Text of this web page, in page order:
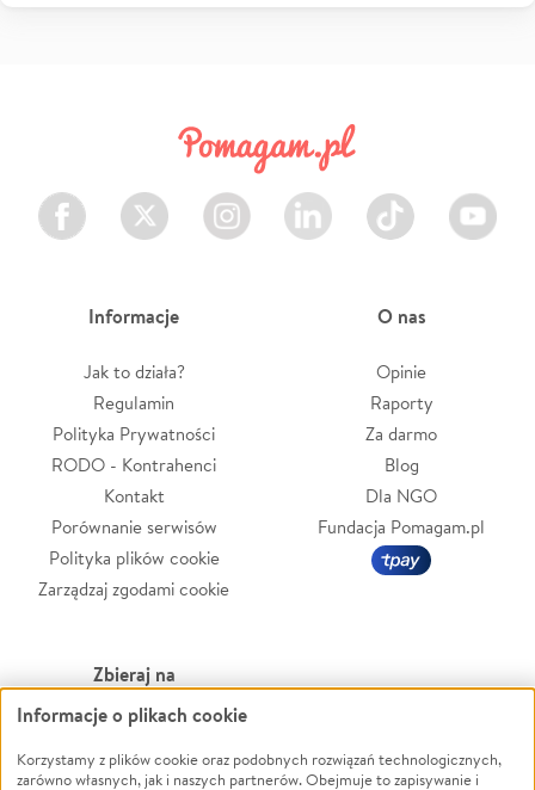
Facebook Twitter Instagram LinkedIn TikTok Youtube
Informacje
Jak to działa?
Regulamin
Polityka Prywatności
RODO - Kontrahenci
Kontakt
Porównanie serwisów
Polityka plików cookie
Zarządzaj zgodami cookie
O nas
Opinie
Raporty
Za darmo
Blog
Dla NGO
Fundacja Pomagam.pl
Zbieraj na
Leczenie
Zwierzęta
Powódź
Informacje o plikach cookie
Korzystamy z plików cookie oraz podobnych rozwiązań technologicznych,
zarówno własnych, jak i naszych partnerów. Obejmuje to zapisywanie i